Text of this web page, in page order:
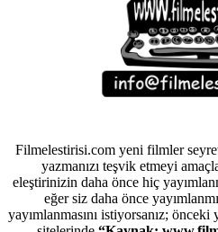
Filmelestirisi.com yeni filmler
yazmanızı teşvik etmeyi
eleştirinizin daha önce hiç
eğer siz daha önce
yayımlanmasını istiyorsanız; önceki